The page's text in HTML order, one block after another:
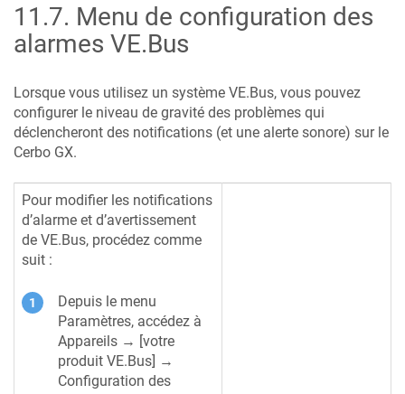
11.7. Menu de configuration des
alarmes VE.Bus
Lorsque vous utilisez un système VE.Bus, vous pouvez
configurer le niveau de gravité des problèmes qui
déclencheront des notifications (et une alerte sonore) sur le
Cerbo GX.
Pour modifier les notifications
d’alarme et d’avertissement
de VE.Bus, procédez comme
suit :
Depuis le menu
Paramètres, accédez à
Appareils → [votre
produit VE.Bus] →
Configuration des